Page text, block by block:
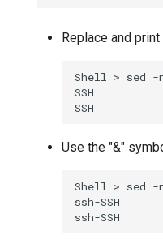
Replace and print
Shell > sed -
SSH
SSH
Use the "&"
Shell > sed -
ssh-SSH
ssh-SSH